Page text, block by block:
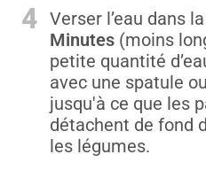
4 Verser l’eau dans
Minutes (moins
petite quantité
avec une spatule
jusqu'à ce que les
détachent de fond
les légumes.